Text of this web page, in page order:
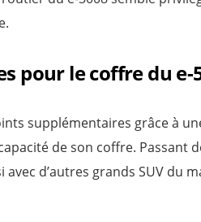
pour le coffre du e-
supplémentaires grâce à
de son coffre. Passant
d’autres grands SUV du